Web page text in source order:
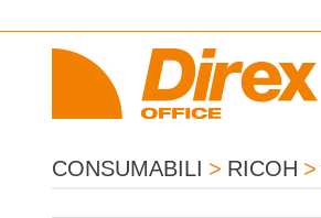
CONSUMABILI > RICOH >